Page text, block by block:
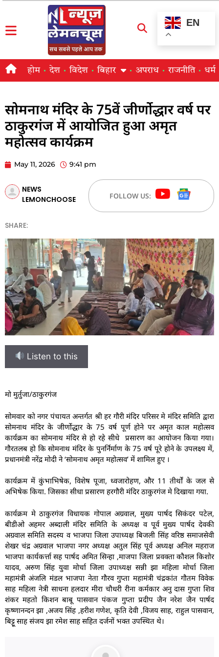
EN
होम देश विदेश बिहार अपराध राजनीति धर्म
सोमनाथ मंदिर के 75वें जीर्णोद्धार वर्ष पर
ठाकुरगंज में आयोजित हुआ अमृत
महोत्सव कार्यक्रम
May 11, 2026 9:41 pm
NEWS
LEMONCHOOSE
FOLLOW US:
SHARE:
Listen to this
मो मुर्तुजा/ठाकुरगंज
सोमवार को नगर पंचायत अन्तर्गत श्री हर गौरी मंदिर परिसर मे मंदिर समिति द्वारा
सोमनाथ मंदिर के जीर्णोद्धार के 75 वर्ष पूर्ण होने पर अमृत काल महोत्सव
कार्यक्रम का सोमनाथ मंदिर से हो रहे सीधे प्रसारण का आयोजन किया गया।
गौरतलब हो कि सोमनाथ मंदिर के पुनर्निर्माण के 75 वर्ष पूरे होने के उपलक्ष्य में,
प्रधानमंत्री नरेंद्र मोदी ने ‘सोमनाथ अमृत महोत्सव’ में शामिल हुए ।
कार्यक्रम में कुंभाभिषेक, विशेष पूजा, ध्वजारोहण, और 11 तीर्थों के जल से
अभिषेक किया. जिसका सीधा प्रसारण हरगौरी मंदिर ठाकुरगंज मे दिखाया गया.
कार्यक्रम मे ठाकुरगंज विधायक गोपाल अग्रवाल, मुख्य पार्षद सिकंदर पटेल,
बीडीओ अहमर अब्दाली मंदिर समिति के अध्यक्ष व पूर्व मुख्य पार्षद देवकी
अग्रवाल समिति सदस्य व भाजपा जिला उपाध्यक्ष बिजली सिंह वरिष्ठ समाजसेवी
शेखर चंद्र अग्रवाल भाजपा नगर अध्यक्ष अतुल सिंह पूर्व अध्यक्ष अनिल महराज
भाजपा कार्यकर्त्ता सह पार्षद अमित सिन्हा ,माजपा जिला प्रवक्ता कौशल किशोर
यादव, अरुण सिंह युवा मोर्चा जिला उपाध्यक्ष सन्नी झा महिला मोर्चा जिला
महामंत्री अंजलि मंडल भाजपा नेता गौरव गुप्ता महामंत्री चंद्रकांत गौतम विवेक
साह महिला नेत्री साधना हलदार मीरा चौधरी रीना कर्मकार अनु दास गुप्ता शिव
शंकर महतो किशन बाबू पासवान पंकज गुप्ता प्रदीप जैन नरेश जैन पार्षद
कृष्णानन्दन झा ,अजय सिंह ,हरीश गणेश, कृति देवी ,विजय साह, राहुल पासवान,
बिट्टू साह संजय झा रमेश साह सहित दर्जनों भक्त उपस्थित थे।